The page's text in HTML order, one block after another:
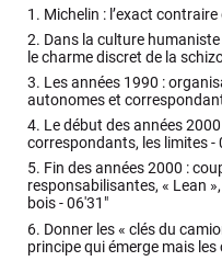
1. Michelin : l’exact
2. Dans la culture
le charme discret de la
3. Les années 1990 :
autonomes et
4. Le début des années
correspondants, les limites -
5. Fin des années 2000 :
responsabilisantes, « Lean
bois -06'31"
6. Donner les « clés du
principe qui émerge mais